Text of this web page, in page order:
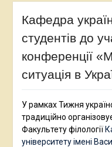
Кафедра
студентів до
конференції
ситуація в
У рамках Тижня
традиційно
Факультету філології
університету імені